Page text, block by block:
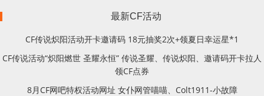
最新CF活动
CF传说炽阳活动开卡邀请码 18元抽奖2次+领夏日幸运星*1
CF传说活动“炽阳燃世 圣耀永恒” 传说圣耀、传说炽阳、邀请码开卡拉人
领CF点券
8月CF网吧特权活动网址 女仆网管喵喵、Colt1911-小故障